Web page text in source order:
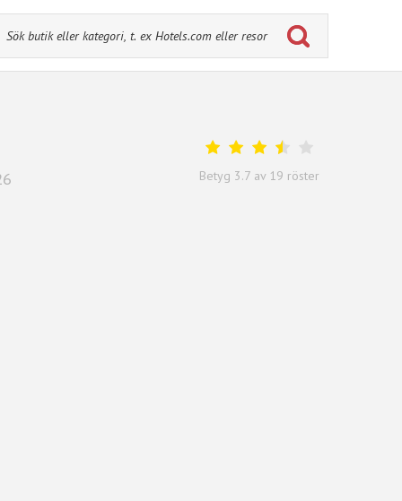
Betyg 3.7av 19 röster